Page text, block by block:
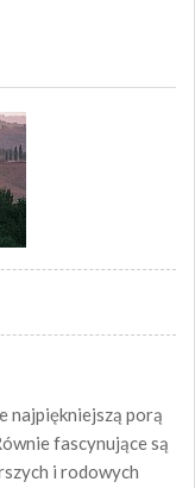
najpiękniejszą porą
fascynujące są
i rodowych